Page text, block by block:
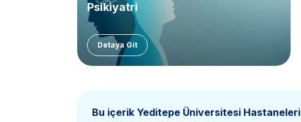
Psikiyatri
Detaya Git
Bu içerik Yeditepe Üniversitesi Hastaneleri